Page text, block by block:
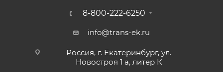
8-800-222-6250
info@trans-ek.ru
Россия, г. Екатеринбург, ул.
Новостроя 1 а, литер К